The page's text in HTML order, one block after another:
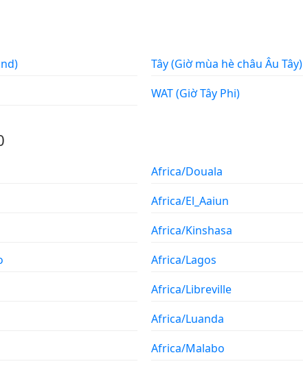
Tây (Giờ mùa hè châu Âu Tây)
WAT (Giờ Tây Phi)
Africa/Douala
Africa/El_Aaiun
Africa/Kinshasa
Africa/Lagos
Africa/Libreville
Africa/Luanda
Africa/Malabo